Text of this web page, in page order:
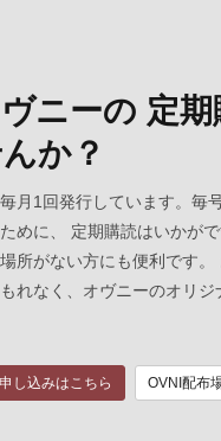
ニーの 定期
か？
月1回発行しています。毎
めに、 定期購読はいかが
所がない方にも便利です。
れなく、オヴニーのオリジ
し込みはこちら OVNI配布